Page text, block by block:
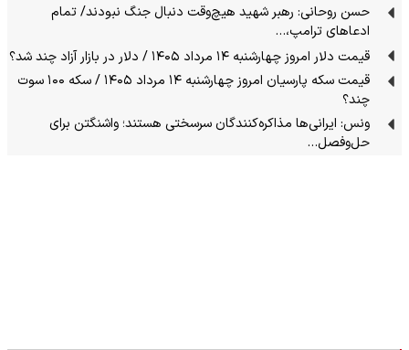
حسن روحانی: رهبر شهید هیچ‌وقت دنبال جنگ نبودند/ تمام
ادعاهای ترامپ،…
قیمت دلار امروز چهارشنبه ۱۴ مرداد ۱۴۰۵ / دلار در بازار آزاد چند شد؟
قیمت سکه پارسیان امروز چهارشنبه ۱۴ مرداد ۱۴۰۵ / سکه ۱۰۰ سوت
چند؟
ونس: ایرانی‌ها مذاکره‌کنندگان سرسختی هستند؛ واشنگتن برای
حل‌وفصل…